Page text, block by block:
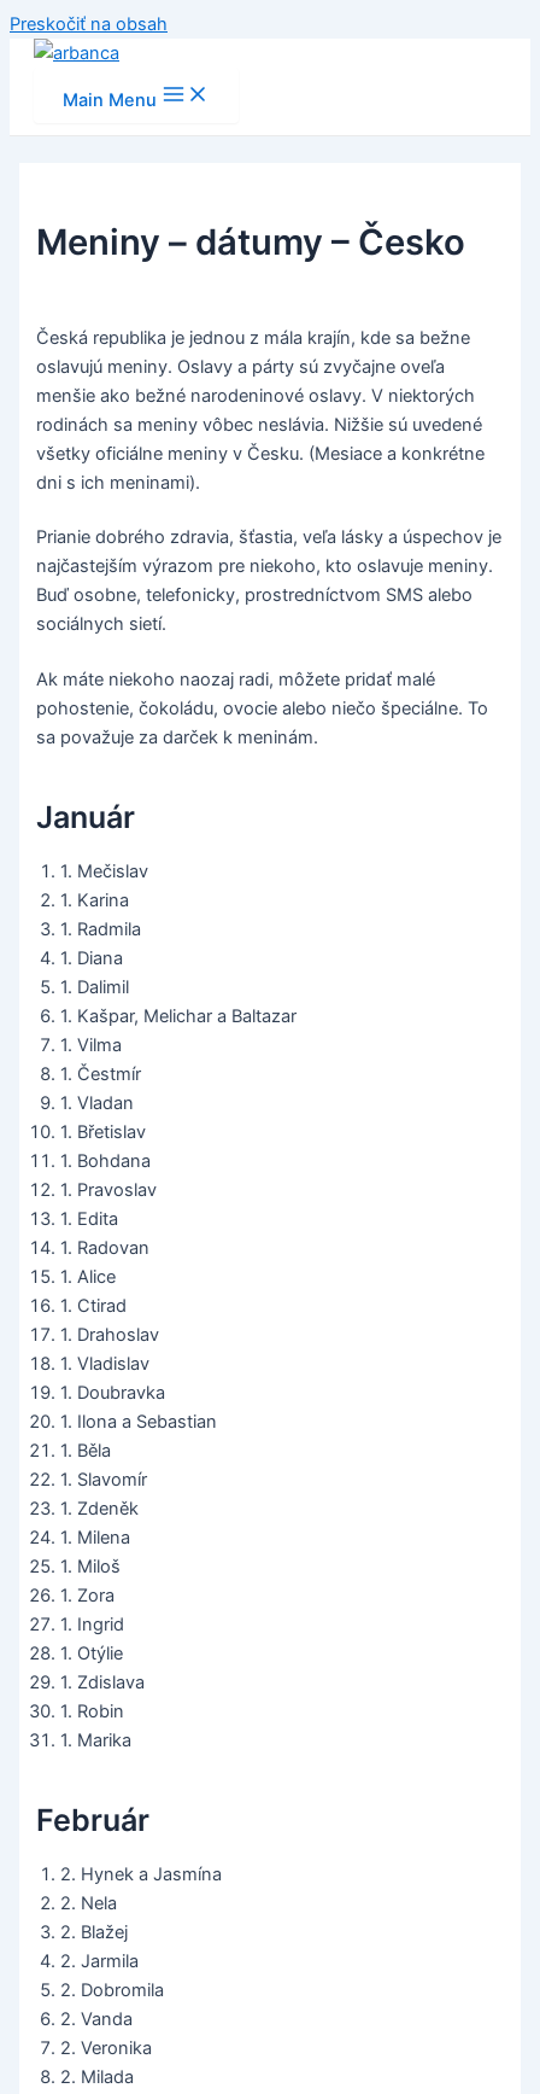
Preskočiť na obsah
Main Menu
Meniny – dátumy – Česko
Česká republika je jednou z mála krajín, kde sa bežne
oslavujú meniny. Oslavy a párty sú zvyčajne oveľa
menšie ako bežné narodeninové oslavy. V niektorých
rodinách sa meniny vôbec neslávia. Nižšie sú uvedené
všetky oficiálne meniny v Česku. (Mesiace a konkrétne
dni s ich meninami).
Prianie dobrého zdravia, šťastia, veľa lásky a úspechov je
najčastejším výrazom pre niekoho, kto oslavuje meniny.
Buď osobne, telefonicky, prostredníctvom SMS alebo
sociálnych sietí.
Ak máte niekoho naozaj radi, môžete pridať malé
pohostenie, čokoládu, ovocie alebo niečo špeciálne. To
sa považuje za darček k meninám.
Január
1. Mečislav
1. Karina
1. Radmila
1. Diana
1. Dalimil
1. Kašpar, Melichar a Baltazar
1. Vilma
1. Čestmír
1. Vladan
1. Břetislav
1. Bohdana
1. Pravoslav
1. Edita
1. Radovan
1. Alice
1. Ctirad
1. Drahoslav
1. Vladislav
1. Doubravka
1. Ilona a Sebastian
1. Běla
1. Slavomír
1. Zdeněk
1. Milena
1. Miloš
1. Zora
1. Ingrid
1. Otýlie
1. Zdislava
1. Robin
1. Marika
Február
2. Hynek a Jasmína
2. Nela
2. Blažej
2. Jarmila
2. Dobromila
2. Vanda
2. Veronika
2. Milada